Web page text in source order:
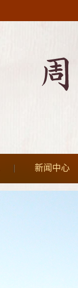
新闻中心